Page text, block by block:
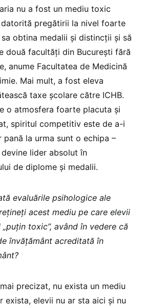
nu a fost un mediu toxic
pregătirii la nivel foarte
obtina medalii și distincții și să
două facultăți din București fără
anume Facultatea de Medicină
Mai mult, a fost eleva
taxe școlare către ICHB.
o atmosfera foarte placuta și
spiritul competitiv este de a-i
la urma sunt o echipa –
devine lider absolut în
de diplome și medalii.
evaluările psihologice ale
acest mediu pe care elevii
toxic”, având în vedere că
învățământ acreditată în
precizat, nu exista un mediu
exista, elevii nu ar sta aici și nu